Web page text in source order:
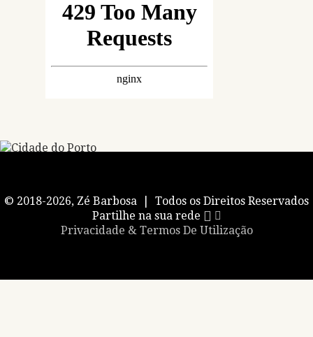
© 2018-2026, Zé Barbosa | Todos os Direitos Reservados
Partilhe na sua rede
Privacidade & Termos De Utilização